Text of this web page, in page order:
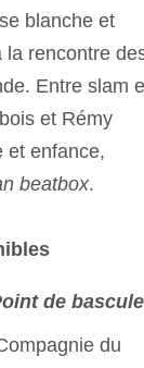
blanche et
la rencontre
Entre slam
et Rémy
et enfance,
beatbox.
de bascule
du